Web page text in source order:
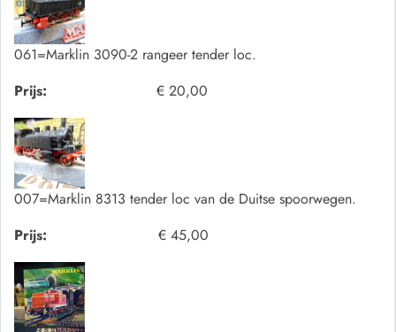
061=Marklin 3090-2 rangeer tender loc.
Prijs:
€ 20,00
007=Marklin 8313 tender loc van de Duitse spoorwegen.
Prijs:
€ 45,00